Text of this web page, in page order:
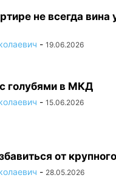
не всегда
- 19.06.2026
голубями в МКД
- 15.06.2026
от
- 28.05.2026